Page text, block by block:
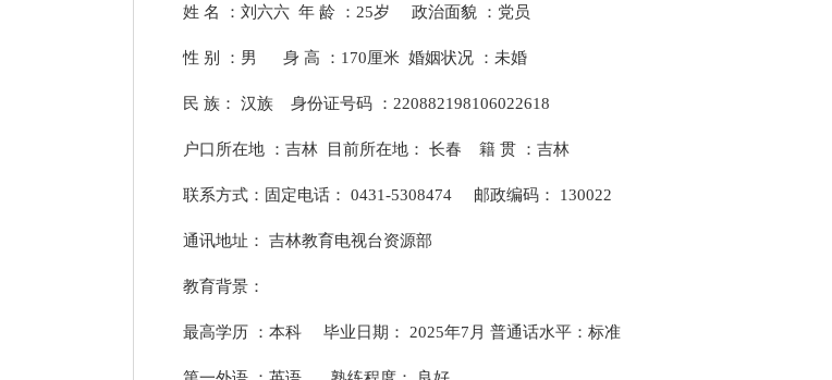
姓 名 ：刘六六 年 龄 ：25岁 政治面貌 ：党员
性 别 ：男 身 高 ：170厘米 婚姻状况 ：未婚
民 族： 汉族 身份证号码 ：220882198106022618
户口所在地 ：吉林 目前所在地： 长春 籍 贯 ：吉林
联系方式：固定电话： 0431-5308474 邮政编码： 130022
通讯地址： 吉林教育电视台资源部
教育背景：
最高学历 ：本科 毕业日期： 2025年7月 普通话水平：标准